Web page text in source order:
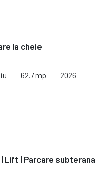
la cheie
62.7 mp 2026
Lift | Parcare subterana